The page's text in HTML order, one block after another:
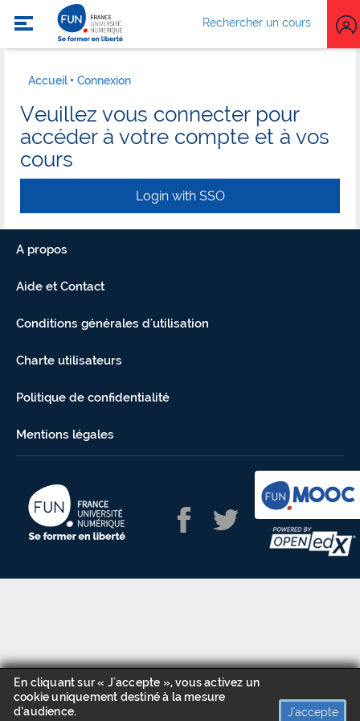
Rechercher un cours
En cliquant sur « J'accepte », vous activez un
cookie uniquement destiné à la mesure
d’audience.
J'accepte
Accueil Connexion
Veuillez vous connecter pour
accéder à votre compte et à vos
cours
Login with SSO
A propos
Aide et Contact
Conditions générales d'utilisation
Charte utilisateurs
Politique de confidentialité
Mentions légales